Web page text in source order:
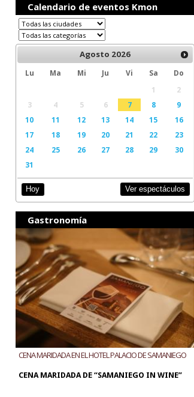
Calendario de eventos Kmon
Agosto 2026
Lu Ma Mi Ju Vi Sa
Do
1
2
3
4 5 6 7 8
9
10
11 12 13 14 15
16
17
18 19 20 21 22
23
24
25 26 27 28 29
30
31
Hoy Ver espectáculos
Gastronomía
CENA MARIDADA EN EL HOTEL PALACIO DE SAMANIEGO
CENA MARIDADA DE “SAMANIEGO IN WINE”